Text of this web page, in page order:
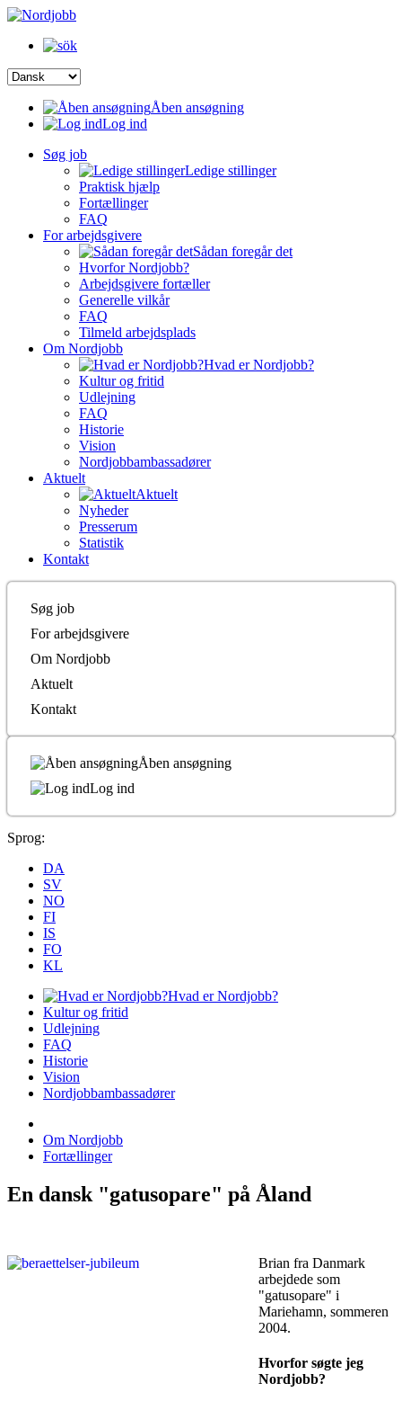
Åben ansøgning
Log ind
Søg job
Ledige stillinger
Praktisk hjælp
Fortællinger
FAQ
For arbejdsgivere
Sådan foregår det
Hvorfor Nordjobb?
Arbejdsgivere fortæller
Generelle vilkår
FAQ
Tilmeld arbejdsplads
Om Nordjobb
Hvad er Nordjobb?
Kultur og fritid
Udlejning
FAQ
Historie
Vision
Nordjobbambassadører
Aktuelt
Aktuelt
Nyheder
Presserum
Statistik
Kontakt
Søg job
For arbejdsgivere
Om Nordjobb
Aktuelt
Kontakt
Åben ansøgning
Log ind
Sprog:
DA
SV
NO
FI
IS
FO
KL
Hvad er Nordjobb?
Kultur og fritid
Udlejning
FAQ
Historie
Vision
Nordjobbambassadører
Om Nordjobb
Fortællinger
En dansk "gatusopare" på Åland
Brian fra Danmark
arbejdede som
"gatusopare" i
Mariehamn, sommeren
2004.
Hvorfor søgte jeg
Nordjobb?